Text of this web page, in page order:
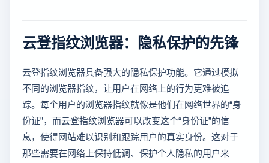
云登指纹浏览器：隐私保护的先锋
云登指纹浏览器具备强大的隐私保护功能。它通过模拟
不同的浏览器指纹，让用户在网络上的行为更难被追
踪。每个用户的浏览器指纹就像是他们在网络世界的“身
份证”，而云登指纹浏览器可以改变这个“身份证”的信
息，使得网站难以识别和跟踪用户的真实身份。这对于
那些需要在网络上保持低调、保护个人隐私的用户来